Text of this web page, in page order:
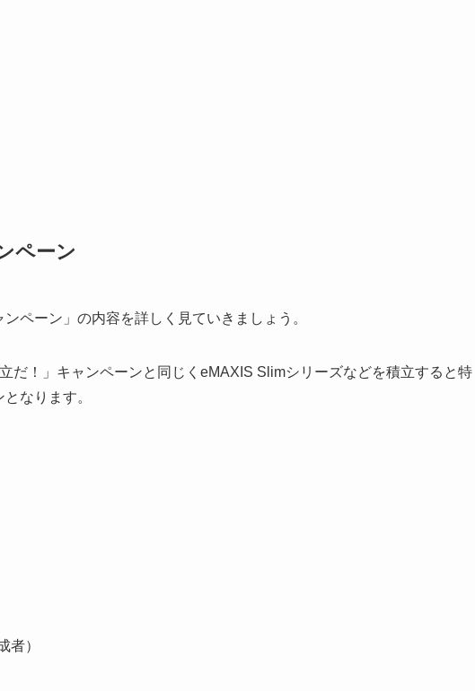
ペーン
ペーン」の内容を詳しく見ていきましょう。
だ！」キャンペーンと同じくeMAXIS Slimシリーズなどを積立すると特
なります。
者）